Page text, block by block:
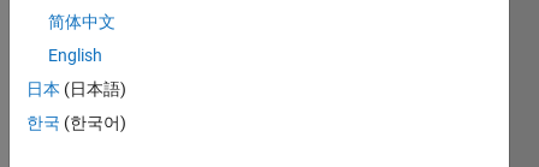
さん
ある
解の
う
ち，
一つ
简体中文
English
日本 (日本語)
한국 (한국어)